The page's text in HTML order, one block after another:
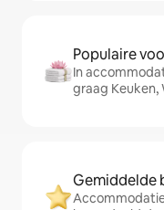
Populaire
In
graag Keuken,
Gemiddelde